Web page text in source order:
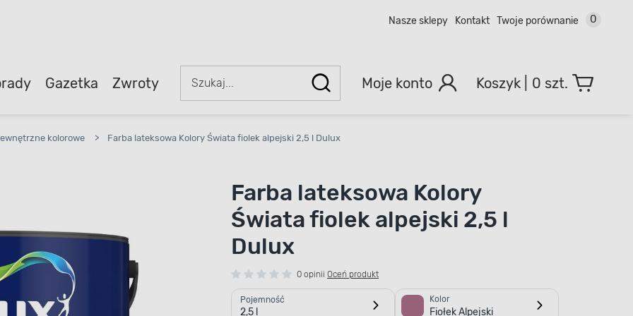
Nasze sklepy Kontakt Twoje porównanie 0
Gazetka Zwroty Moje konto 0 szt.
kolorowe > Farba lateksowa Kolory Świata fiolek alpejski 2,5 l Dulux
Farba lateksowa Kolory
Świata fiolek alpejski 2,5 l
Dulux
0 opinii Oceń produkt
Pojemność
2,5 l
Kolor
Fiołek Alpejski